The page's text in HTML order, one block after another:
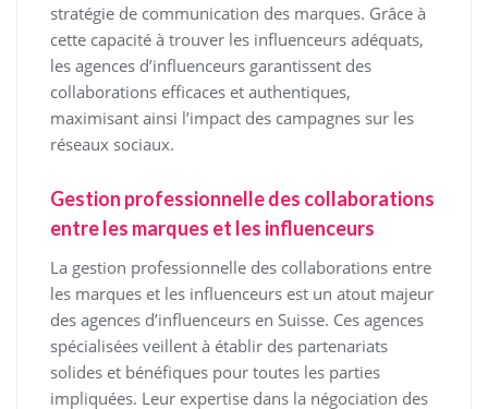
stratégie de communication des marques. Grâce à
cette capacité à trouver les influenceurs adéquats,
les agences d’influenceurs garantissent des
collaborations efficaces et authentiques,
maximisant ainsi l’impact des campagnes sur les
réseaux sociaux.
Gestion professionnelle des collaborations
entre les marques et les influenceurs
La gestion professionnelle des collaborations entre
les marques et les influenceurs est un atout majeur
des agences d’influenceurs en Suisse. Ces agences
spécialisées veillent à établir des partenariats
solides et bénéfiques pour toutes les parties
impliquées. Leur expertise dans la négociation des